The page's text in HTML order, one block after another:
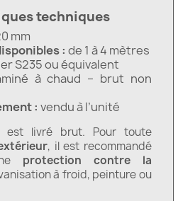
techniques
mm
: de 1 à 4 mètres
S235 ou équivalent
à chaud – brut non
: vendu à l’unité
est livré brut. Pour toute
, il est recommandé
protection contre la
à froid, peinture ou